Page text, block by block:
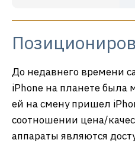
До недавнего времени
iPhone на планете была
ей на смену пришел
соотношении цена/
аппараты являются